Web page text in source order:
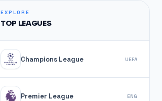
EXPLORE
TOP LEAGUES
Champions League UEFA
Premier League ENG